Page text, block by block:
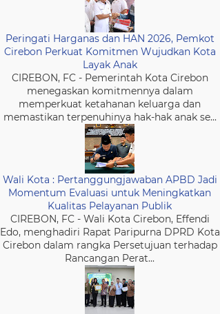
Peringati Harganas dan HAN 2026, Pemkot
Cirebon Perkuat Komitmen Wujudkan Kota
Layak Anak
CIREBON, FC - Pemerintah Kota Cirebon
menegaskan komitmennya dalam
memperkuat ketahanan keluarga dan
memastikan terpenuhinya hak-hak anak se...
Wali Kota : Pertanggungjawaban APBD Jadi
Momentum Evaluasi untuk Meningkatkan
Kualitas Pelayanan Publik
CIREBON, FC - Wali Kota Cirebon, Effendi
Edo, menghadiri Rapat Paripurna DPRD Kota
Cirebon dalam rangka Persetujuan terhadap
Rancangan Perat...